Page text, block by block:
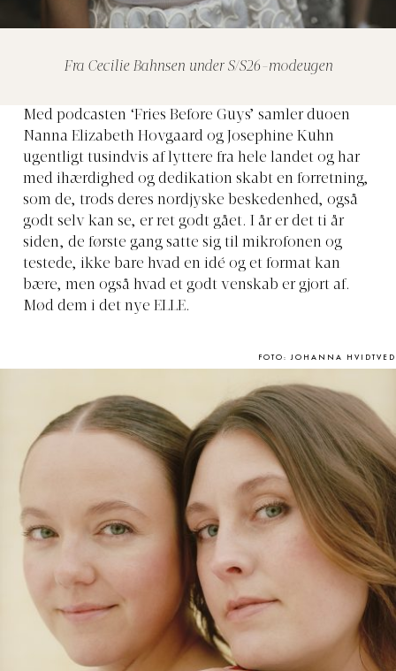
Fra Cecilie Bahnsen under S/S26-modeugen
Med podcasten ‘Fries Before Guys’ samler duoen
Nanna Elizabeth Hovgaard og Josephine Kuhn
ugentligt tusindvis af lyttere fra hele landet og har
med ihærdighed og dedikation skabt en forretning,
som de, trods deres nordjyske beskedenhed, også
godt selv kan se, er ret godt gået. I år er det ti år
siden, de første gang satte sig til mikrofonen og
testede, ikke bare hvad en idé og et format kan
bære, men også hvad et godt venskab er gjort af.
Mød dem i det nye ELLE.
FOTO: JOHANNA HVIDTVED